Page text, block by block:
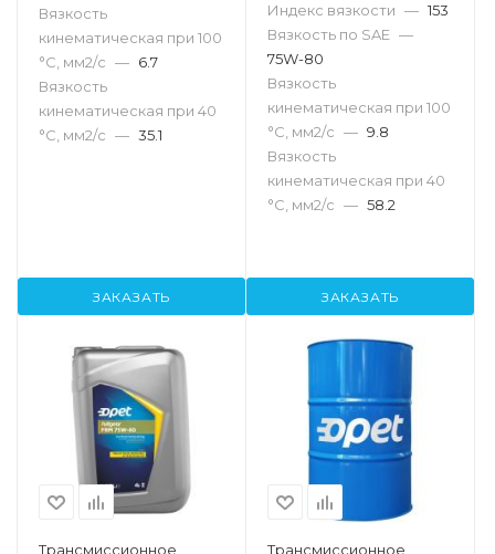
Вязкость
кинематическая при 100
°С, мм2/с — 6.7
Вязкость
кинематическая при 40
°С, мм2/с — 35.1
ЗАКАЗАТЬ
Индекс вязкости — 153
Вязкость по SAE —
75W-80
Вязкость
кинематическая при 100
°С, мм2/с — 9.8
Вязкость
кинематическая при 40
°С, мм2/с — 58.2
ЗАКАЗАТЬ
Трансмиссионное Трансмиссионное